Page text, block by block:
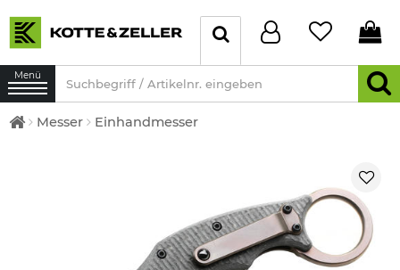
Menü
Messer Einhandmesser